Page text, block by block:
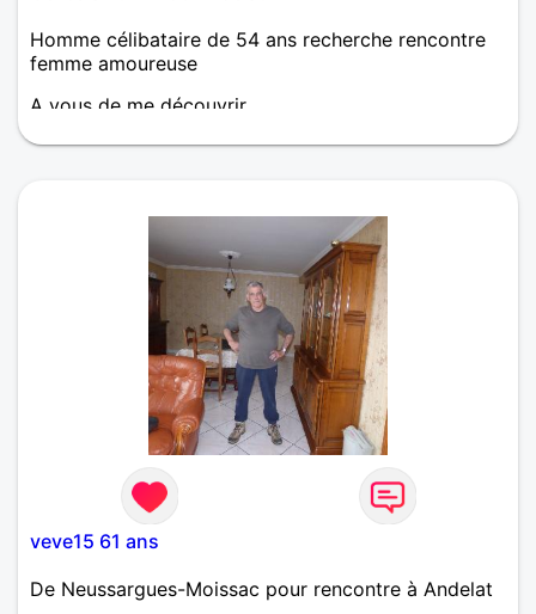
Homme célibataire de 54 ans recherche rencontre
femme amoureuse
A vous de me découvrir
veve15 61 ans
De Neussargues-Moissac pour rencontre à Andelat